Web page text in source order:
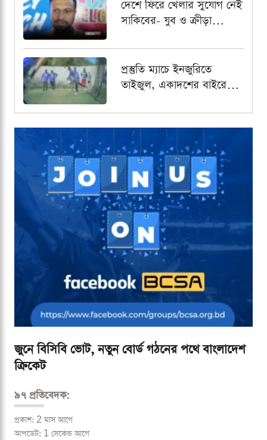
দেশে ফিরে খেলার সুযোগ নেই
সাকিবের- যুব ও ক্রীড়া
প্রস্তুতি ম্যাচে ইনজুরিতে
তাইজুল, একাদশের বাইরে
জুনে বিসিবি ভোট, নতুন বোর্ড গঠনের পথে বাংলাদেশ
ক্রিকেট
৯৭ প্রতিবেদক:
প্রকাশ: 2 মাস আগে
আপডেট: 1 সেকেন্ড আগে